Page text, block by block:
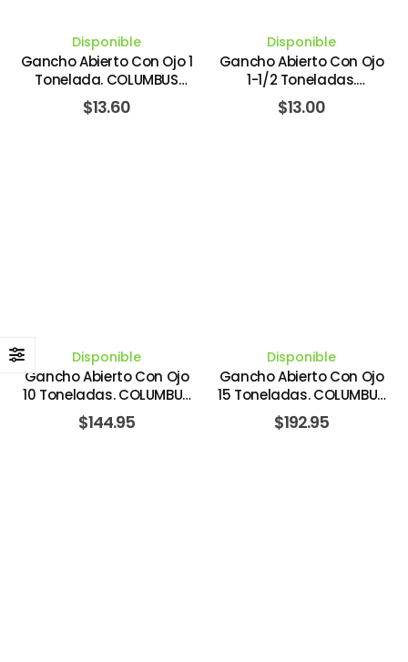
Disponible
Gancho Abierto Con Ojo 1
Tonelada. COLUMBUS
MCKINNON
$13.60
Disponible
Gancho Abierto Con Ojo
1-1/2 Toneladas.
COLUMBUS MCKINNON
$13.00
Disponible
Gancho Abierto Con Ojo
10 Toneladas. COLUMBUS
MCKINNON
$144.95
Disponible
Gancho Abierto Con Ojo
15 Toneladas. COLUMBUS
MCKINNON
$192.95